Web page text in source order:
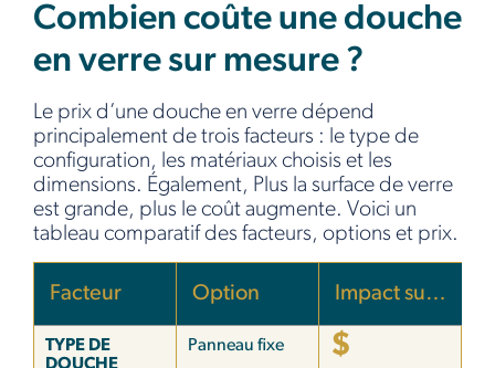
Combien coûte une douche
en verre sur mesure ?
Le prix d’une douche en verre dépend
principalement de trois facteurs : le type de
configuration, les matériaux choisis et les
dimensions. Également, Plus la surface de verre
est grande, plus le coût augmente. Voici un
tableau comparatif des facteurs, options et prix.
Facteur Option Impact sur le prix
TYPE DE
Panneau fixe $